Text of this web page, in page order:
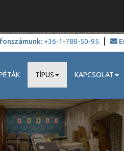
+36-1-788-50-95
TÍPUS KAPCSOLAT